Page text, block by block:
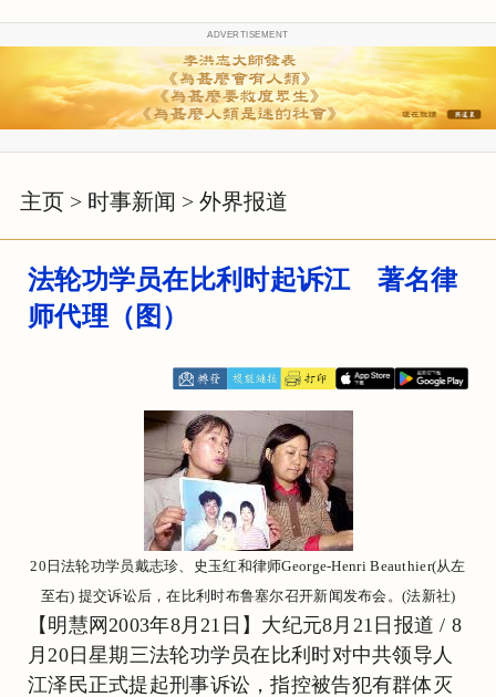
ADVERTISEMENT
主页 > 时事新闻 > 外界报道
法轮功学员在比利时起诉江 著名律
师代理（图）
20日法轮功学员戴志珍、史玉红和律师George-Henri Beauthier(从左
至右) 提交诉讼后，在比利时布鲁塞尔召开新闻发布会。(法新社)
【明慧网2003年8月21日】大纪元8月21日报道 / 8
月20日星期三法轮功学员在比利时对中共领导人
江泽民正式提起刑事诉讼，指控被告犯有群体灭